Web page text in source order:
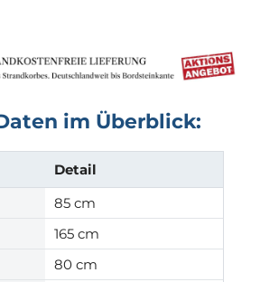
im Überblick:
Detail
85 cm
165 cm
80 cm